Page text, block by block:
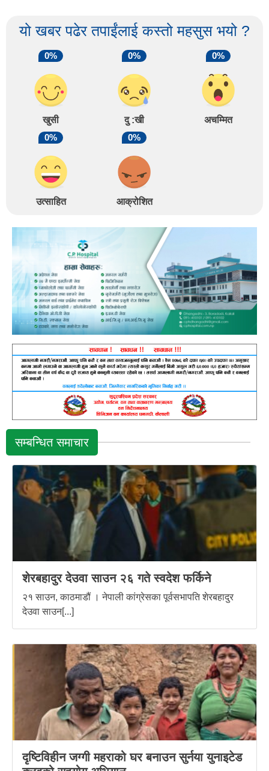
यो खबर पढेर तपाईंलाई कस्तो महसुस भयो ?
0%
खुसी
0%
दु :खी
0%
अचम्मित
0%
उत्साहित
0%
आक्रोशित
सम्बन्धित समाचार
शेरबहादुर देउवा साउन २६ गते स्वदेश फर्किने
२१ साउन, काठमाडौं । नेपाली कांग्रेसका पूर्वसभापति शेरबहादुर
देउवा साउन[...]
दृष्टिविहीन जग्गी महराको घर बनाउन सुर्नया युनाइटेड